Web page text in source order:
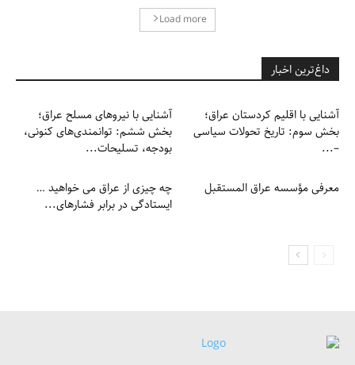
Load more
داغ‌ترین اخبار
آشنایی با نیروهای مسلح عراق؛
بخش ششم: توانمندی‌های کنونی،
بودجه، تسلیحات...
آشنایی با اقلیم کردستان عراق؛
بخش سوم: تاریخ تحولات سیاسی
–...
چه چیزی از عراق می خواهید …
ایستادگی در برابر فشارهای...
معرفی مؤسسه عراق المستقبل